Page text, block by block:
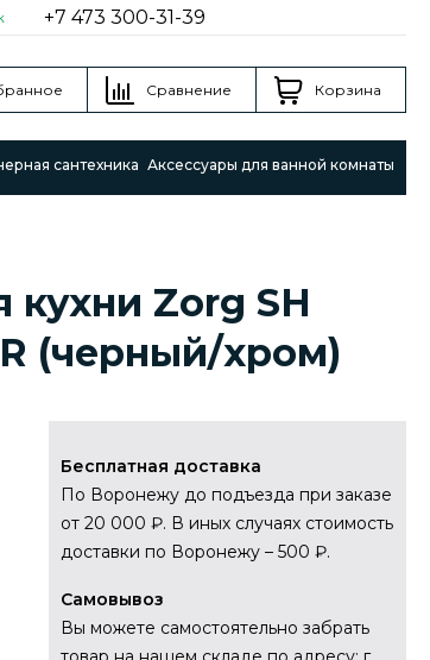
+7 473 300-31-39
Сравнение Корзина
сантехника Аксессуары для ванной комнаты
Zorg SH
(черный/хром)
Бесплатная доставка
По Воронежу до подъезда при заказе
от 20 000 ₽. В иных случаях стоимость
доставки по Воронежу – 500 ₽.
Самовывоз
Вы можете самостоятельно забрать